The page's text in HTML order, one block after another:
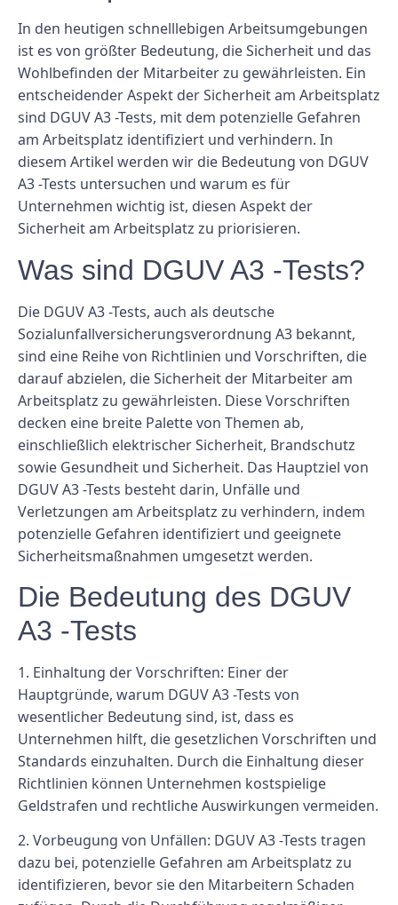
In den heutigen schnelllebigen Arbeitsumgebungen
ist es von größter Bedeutung, die Sicherheit und das
Wohlbefinden der Mitarbeiter zu gewährleisten. Ein
entscheidender Aspekt der Sicherheit am Arbeitsplatz
sind DGUV A3 -Tests, mit dem potenzielle Gefahren
am Arbeitsplatz identifiziert und verhindern. In
diesem Artikel werden wir die Bedeutung von DGUV
A3 -Tests untersuchen und warum es für
Unternehmen wichtig ist, diesen Aspekt der
Sicherheit am Arbeitsplatz zu priorisieren.
Was sind DGUV A3 -Tests?
Die DGUV A3 -Tests, auch als deutsche
Sozialunfallversicherungsverordnung A3 bekannt,
sind eine Reihe von Richtlinien und Vorschriften, die
darauf abzielen, die Sicherheit der Mitarbeiter am
Arbeitsplatz zu gewährleisten. Diese Vorschriften
decken eine breite Palette von Themen ab,
einschließlich elektrischer Sicherheit, Brandschutz
sowie Gesundheit und Sicherheit. Das Hauptziel von
DGUV A3 -Tests besteht darin, Unfälle und
Verletzungen am Arbeitsplatz zu verhindern, indem
potenzielle Gefahren identifiziert und geeignete
Sicherheitsmaßnahmen umgesetzt werden.
Die Bedeutung des DGUV
A3 -Tests
1. Einhaltung der Vorschriften: Einer der
Hauptgründe, warum DGUV A3 -Tests von
wesentlicher Bedeutung sind, ist, dass es
Unternehmen hilft, die gesetzlichen Vorschriften und
Standards einzuhalten. Durch die Einhaltung dieser
Richtlinien können Unternehmen kostspielige
Geldstrafen und rechtliche Auswirkungen vermeiden.
2. Vorbeugung von Unfällen: DGUV A3 -Tests tragen
dazu bei, potenzielle Gefahren am Arbeitsplatz zu
identifizieren, bevor sie den Mitarbeitern Schaden